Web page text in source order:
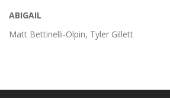
ABIGAIL
Matt Bettinelli-Olpin, Tyler Gillett